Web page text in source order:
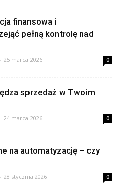
finansowa i
pełną kontrolę nad
- 25 marca 2026 0
sprzedaż w Twoim
- 24 marca 2026 0
na automatyzację – czy
- 28 stycznia 2026 0